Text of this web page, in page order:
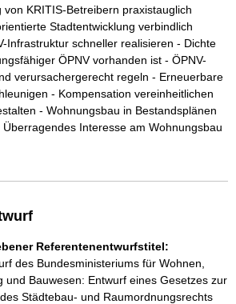
von KRITIS-Betreibern praxistauglich
Stadtentwicklung verbindlich
Infrastruktur schneller realisieren - Dichte
ÖPNV vorhanden ist - ÖPNV-
verursachergerecht regeln - Erneuerbare
- Kompensation vereinheitlichen
- Wohnungsbau in Bestandsplänen
Interesse am Wohnungsbau
Referentenentwurfstitel:
des Bundesministeriums für Wohnen,
und Bauwesen: Entwurf eines Gesetzes zur
Städtebau- und Raumordnungsrechts